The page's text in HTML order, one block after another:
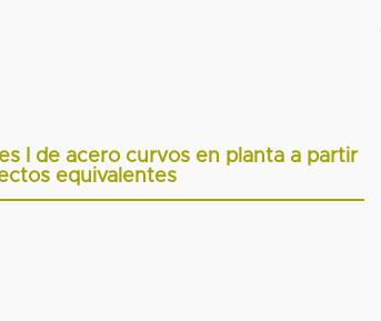
I de acero curvos en planta a partir
equivalentes